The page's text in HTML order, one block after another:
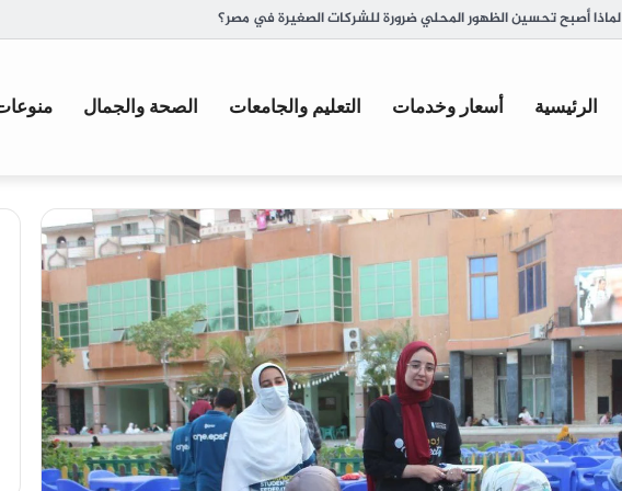
تاريخ الكبسة السعودية وأصل تسميتها
الرئيسية أسعار وخدمات التعليم والجامعات الصحة والجمال